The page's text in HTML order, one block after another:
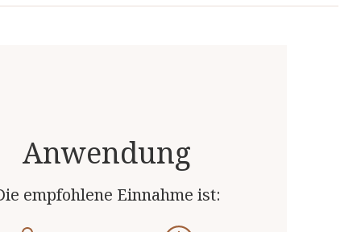
Anwendung
empfohlene Einnahme ist: